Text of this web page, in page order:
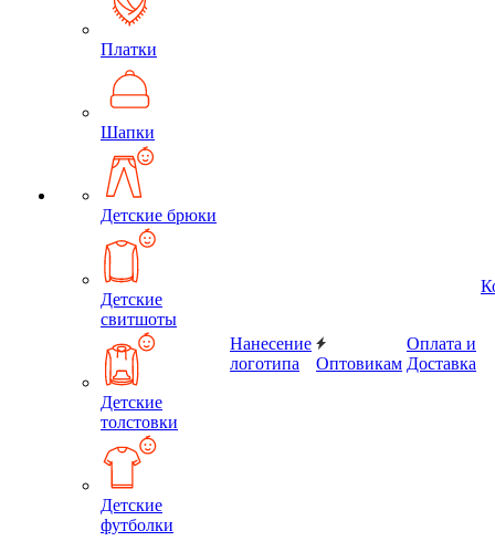
Платки
Шапки
Детские брюки
Детские
свитшоты
Детские
толстовки
Детские
футболки
Нанесение
логотипа
Оптовикам
Оплата и
Доставка